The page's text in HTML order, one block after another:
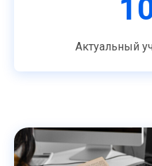
Актуальный